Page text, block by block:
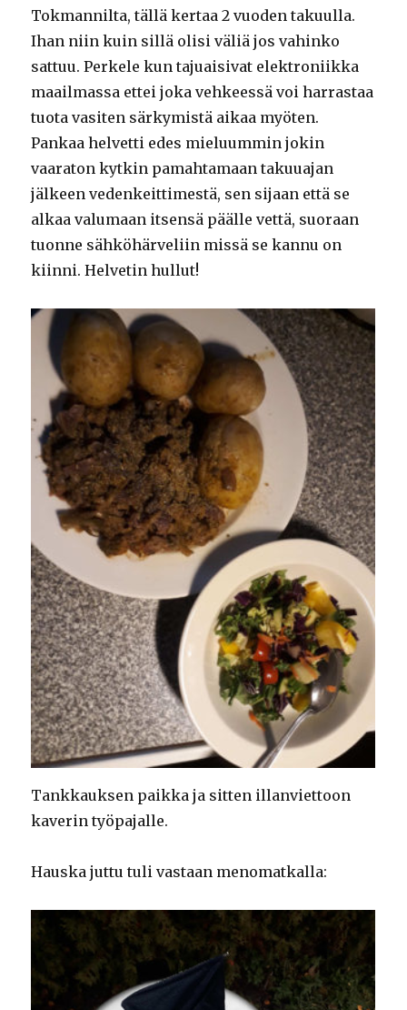
Tokmannilta, tällä kertaa 2 vuoden takuulla.
Ihan niin kuin sillä olisi väliä jos vahinko
sattuu. Perkele kun tajuaisivat elektroniikka
maailmassa ettei joka vehkeessä voi harrastaa
tuota vasiten särkymistä aikaa myöten.
Pankaa helvetti edes mieluummin jokin
vaaraton kytkin pamahtamaan takuuajan
jälkeen vedenkeittimestä, sen sijaan että se
alkaa valumaan itsensä päälle vettä, suoraan
tuonne sähköhärveliin missä se kannu on
kiinni. Helvetin hullut!
Tankkauksen paikka ja sitten illanviettoon
kaverin työpajalle.
Hauska juttu tuli vastaan menomatkalla: